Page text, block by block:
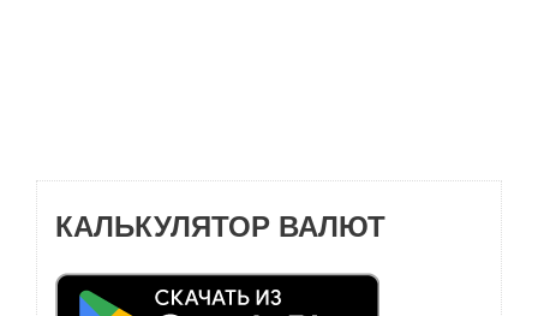
КАЛЬКУЛЯТОР ВАЛЮТ